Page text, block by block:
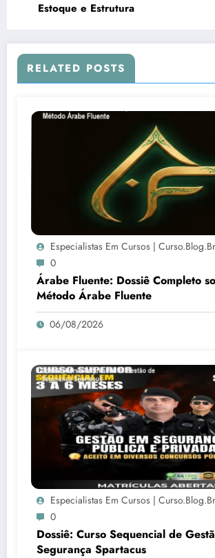
Estoque e Estrutura
RELATED POSTS
Especialistas Em Cursos | Curso.blog.br
0
Árabe Fluente: Dossiê Completo
Método Árabe Fluente
06/08/2026
Especialistas Em Cursos | Curso.blog.br
0
Dossiê: Curso Sequencial de
Segurança Spartacus